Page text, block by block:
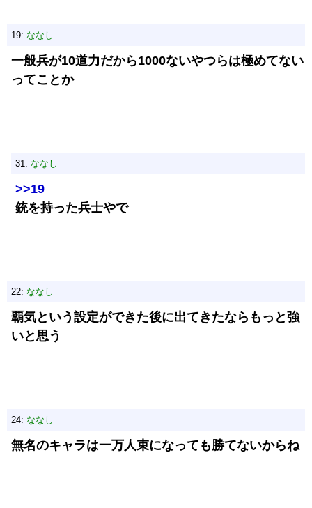
19: ななし
一般兵が10道力だから1000ないやつらは極めてない
ってことか
31: ななし
>>19
銃を持った兵士やで
22: ななし
覇気という設定ができた後に出てきたならもっと強
いと思う
24: ななし
無名のキャラは一万人束になっても勝てないからね